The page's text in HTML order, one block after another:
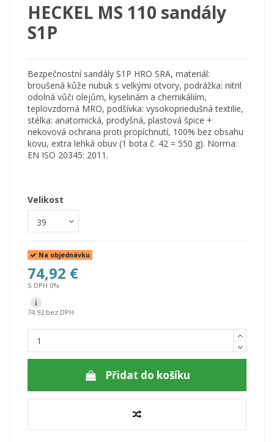
HECKEL MS 110 sandály
S1P
Bezpečnostnísandály S1P HRO SRA, materiál:
broušená kůže nubuk s velkými otvory, podrážka: nitril
odolná vůči olejům, kyselinám a chemikáliím,
teplovzdorná MRO, podšívka: vysokopriedušná textilie,
stélka: anatomická, prodyšná, plastová špice +
nekovová ochrana proti propíchnutí, 100% bez obsahu
kovu, extra lehká obuv (1 bota č. 42 = 550 g). Norma:
EN ISO 20345: 2011 .
Velikost
Na objednávku
74,92 €
S DPH 0%
i
74.92 bez DPH
Přidat do košíku